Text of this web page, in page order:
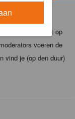
foto's gebeurt op
voeren de
vind je (op den duur)